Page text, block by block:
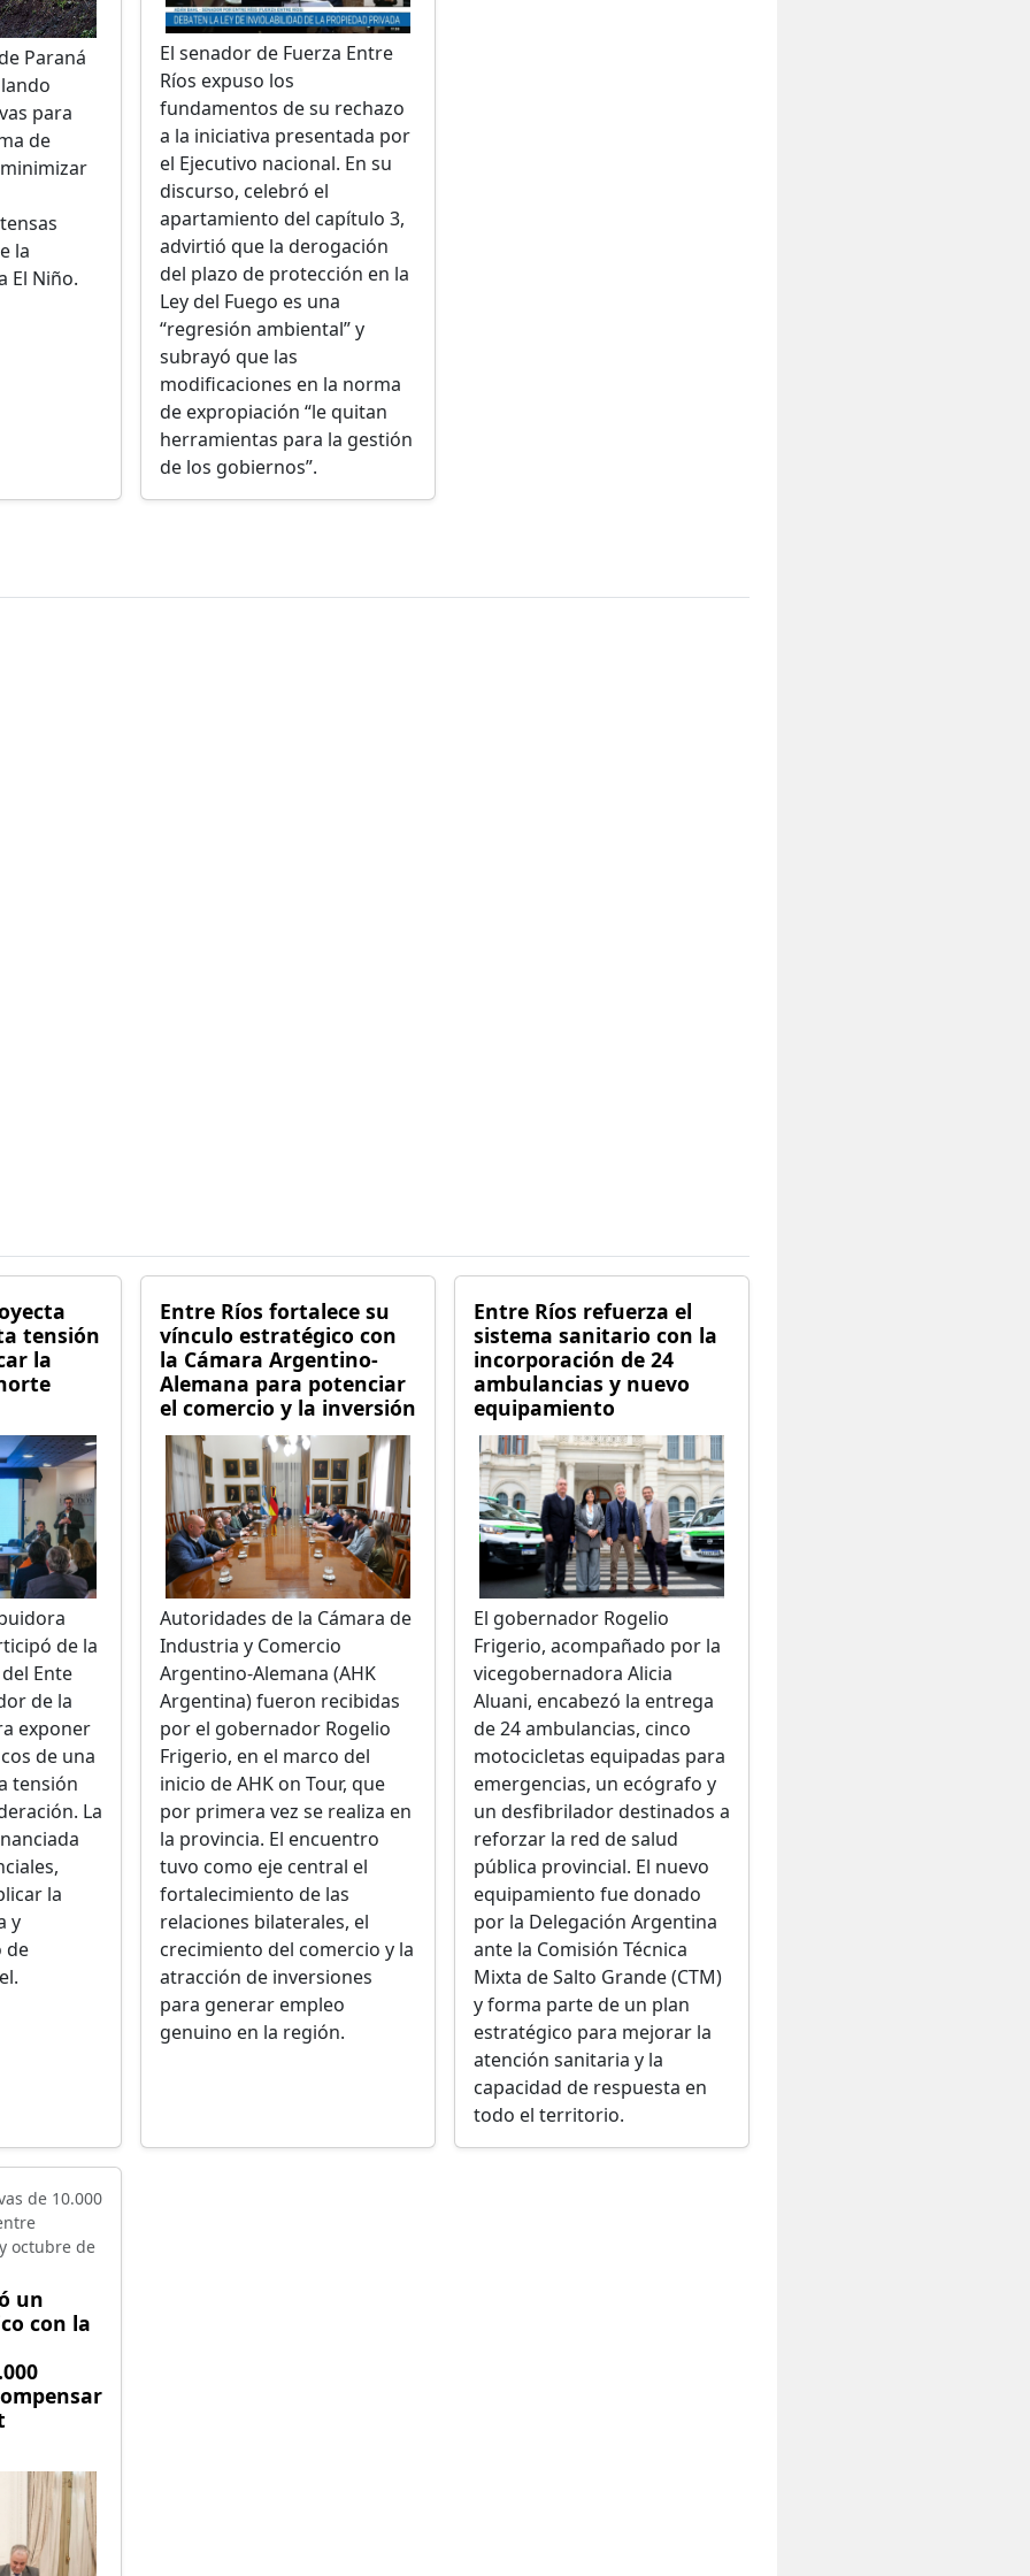
Paraná
para
de
la
El Niño.
El senador de Fuerza Entre
Ríos expuso los
fundamentos de su rechazo
a la iniciativa presentada por
el Ejecutivo nacional. En su
discurso, celebró el
apartamiento del capítulo 3,
advirtió que la derogación
del plazo de protección en la
Ley del Fuego es una
“regresión ambiental” y
subrayó que las
modificaciones en la norma
de expropiación “le quitan
herramientas para la gestión
de los gobiernos”.
tensión
la
de la
Ente
de la
exponer
de una
tensión
La
la
y
de
Entre Ríos fortalece su
vínculo estratégico con
la Cámara Argentino-
Alemana para potenciar
el comercio y la inversión
Autoridades de la Cámara de
Industria y Comercio
Argentino-Alemana (AHK
Argentina) fueron recibidas
por el gobernador Rogelio
Frigerio, en el marco del
inicio de AHK on Tour, que
por primera vez se realiza en
la provincia. El encuentro
tuvo como eje central el
fortalecimiento de las
relaciones bilaterales, el
crecimiento del comercio y la
atracción de inversiones
para generar empleo
genuino en la región.
Entre Ríos refuerza el
sistema sanitario con la
incorporación de 24
ambulancias y nuevo
equipamiento
El gobernador Rogelio
Frigerio, acompañado por la
vicegobernadora Alicia
Aluani, encabezó la entrega
de 24 ambulancias, cinco
motocicletas equipadas para
emergencias, un ecógrafo y
un desfibrilador destinados a
reforzar la red de salud
pública provincial. El nuevo
equipamiento fue donado
por la Delegación Argentina
ante la Comisión Técnica
Mixta de Salto Grande (CTM)
y forma parte de un plan
estratégico para mejorar la
atención sanitaria y la
capacidad de respuesta en
todo el territorio.
de 10.000
octubre de
un
con la